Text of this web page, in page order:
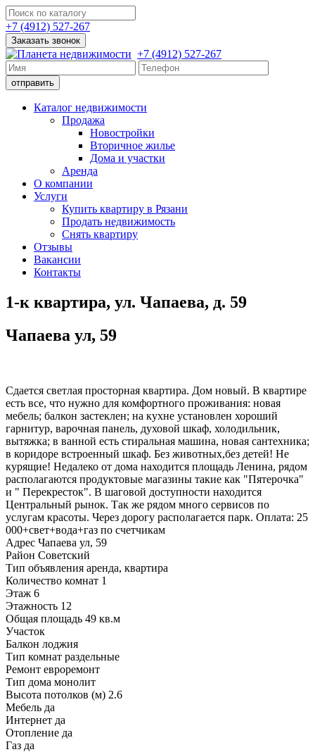
+7 (4912) 527-267
Заказать звонок
+7 (4912) 527-267
Каталог недвижимости
Продажа
Новостройки
Вторичное жилье
Дома и участки
Аренда
О компании
Услуги
Купить квартиру в Рязани
Продать недвижимость
Снять квартиру
Отзывы
Вакансии
Контакты
1-к квартира, ул. Чапаева, д. 59
Чапаева ул, 59
Сдается светлая просторная квартира. Дом новый. В квартире
есть все, что нужно для комфортного проживания: новая
мебель; балкон застеклен; на кухне установлен хороший
гарнитур, варочная панель, духовой шкаф, холодильник,
вытяжка; в ванной есть стиральная машина, новая сантехника;
в коридоре встроенный шкаф. Без животных,без детей! Не
курящие! Недалеко от дома находится площадь Ленина, рядом
располагаются продуктовые магазины такие как "Пятерочка"
и " Перекресток". В шаговой доступности находится
Центральный рынок. Так же рядом много сервисов по
услугам красоты. Через дорогу располагается парк. Оплата: 25
000+свет+вода+газ по счетчикам
Адрес Чапаева ул, 59
Район Советский
Тип объявления аренда, квартира
Количество комнат 1
Этаж 6
Этажность 12
Общая площадь 49 кв.м
Участок
Балкон лоджия
Тип комнат раздельные
Ремонт евроремонт
Тип дома монолит
Высота потолков (м) 2.6
Мебель да
Интернет да
Отопление да
Газ да